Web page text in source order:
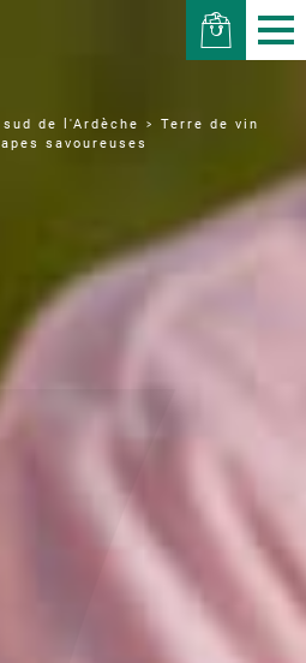
de l'Ardèche
Terre de vin
savoureuses